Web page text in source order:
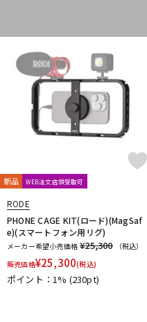
新品 WEB注文店頭受取可
RODE
PHONE CAGE KIT(ロード)(MagSaf
e)(スマートフォン用リグ)
メーカー希望小売価格 ¥25,300
（税込）
販売価格¥25,300(税込)
ポイント：1% (230pt)